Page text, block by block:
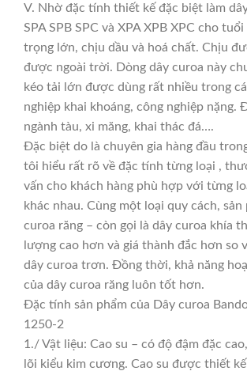
V. Nhờ đặc tính thiết kế đặc biệt làm
SPA SPB SPC và XPA XPB XPC cho
trọng lớn, chịu dầu và hoá chất. Chịu
được ngoài trời. Dòng dây curoa này
kéo tải lớn được dùng rất nhiều trong
nghiệp khai khoáng, công nghiệp nặng.
ngành tàu, xi măng, khai thác đá….
Đặc biệt do là chuyên gia hàng đầu
tôi hiểu rất rõ về đặc tính từng loại ,
vấn cho khách hàng phù hợp với từng
khác nhau. Cùng một loại quy cách, sản
curoa răng – còn gọi là dây curoa khía
lượng cao hơn và giá thành đắc hơn so
dây curoa trơn. Đồng thời, khả năng
của dây curoa răng luôn tốt hơn.
Đặc tính sản phẩm của Dây curoa
1250-2
1./ Vật liệu: Cao su – có độ đậm đặc
lõi kiểu kim cương. Cao su được thiết